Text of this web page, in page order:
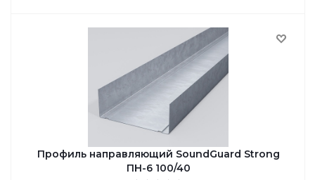
Профиль направляющий SoundGuard Strong
ПН-6 100/40